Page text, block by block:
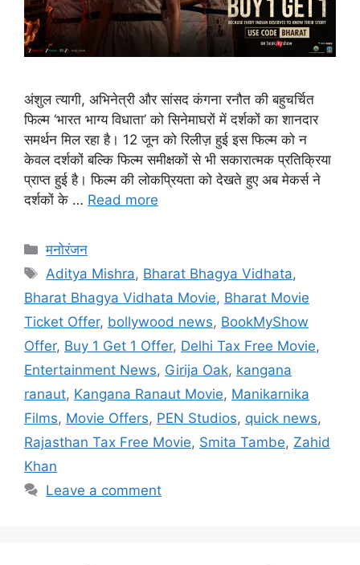
अंशुल त्यागी, अभिनेत्री और सांसद कंगना रनौत की बहुचर्चित
फिल्म ‘भारत भाग्य विधाता’ को सिनेमाघरों में दर्शकों का शानदार
समर्थन मिल रहा है। 12 जून को रिलीज़ हुई इस फिल्म को न
केवल दर्शकों बल्कि फिल्म समीक्षकों से भी सकारात्मक प्रतिक्रिया
प्राप्त हुई है। फिल्म की लोकप्रियता को देखते हुए अब मेकर्स ने
दर्शकों के … Read more
मनोरंजन
Aditya Mishra, Bharat Bhagya Vidhata,
Bharat Bhagya Vidhata Movie, Bharat Movie
Ticket Offer, bollywood news, BookMyShow
Offer, Buy 1 Get 1 Offer, Delhi Tax Free Movie,
Entertainment News, Girija Oak, kangana
ranaut, Kangana Ranaut Movie, Manikarnika
Films, Movie Offers, PEN Studios, quick news,
Rajasthan Tax Free Movie, Smita Tambe, Zahid
Khan
Leave a comment